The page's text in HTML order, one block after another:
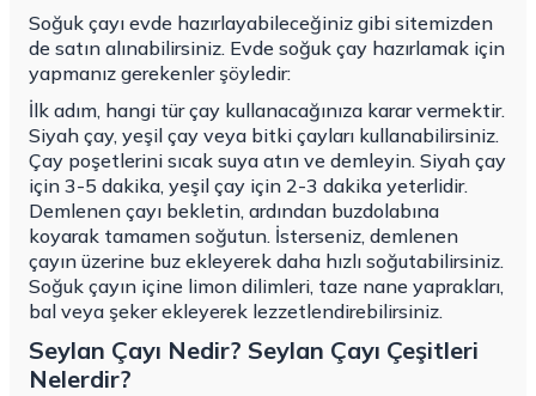
Soğuk çayı evde hazırlayabileceğiniz gibi sitemizden
de satın alınabilirsiniz. Evde soğuk çay hazırlamak için
yapmanız gerekenler şöyledir:
İlk adım, hangi tür çay kullanacağınıza karar vermektir.
Siyah çay, yeşil çay veya bitki çayları kullanabilirsiniz.
Çay poşetlerini sıcak suya atın ve demleyin. Siyah çay
için 3-5 dakika, yeşil çay için 2-3 dakika yeterlidir.
Demlenen çayı bekletin, ardından buzdolabına
koyarak tamamen soğutun. İsterseniz, demlenen
çayın üzerine buz ekleyerek daha hızlı soğutabilirsiniz.
Soğuk çayın içine limon dilimleri, taze nane yaprakları,
bal veya şeker ekleyerek lezzetlendirebilirsiniz.
Seylan Çayı Nedir? Seylan Çayı Çeşitleri
Nelerdir?